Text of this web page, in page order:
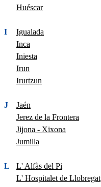
Huéscar
I
Igualada
Inca
Iniesta
Irun
Irurtzun
J
Jaén
Jerez de la Frontera
Jijona - Xixona
Jumilla
L
L' Alfàs del Pi
L' Hospitalet de Llobregat